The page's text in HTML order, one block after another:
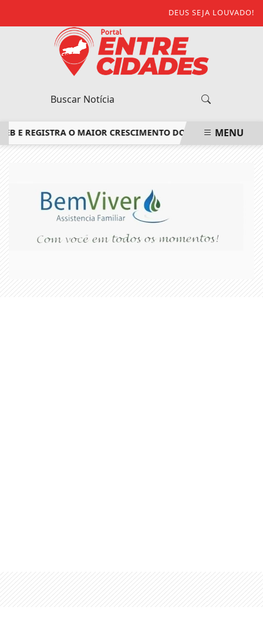
DEUS SEJA LOUVADO!
O MAIOR CRESCIMENTO DO ESTADO DO RIO DE
MENU